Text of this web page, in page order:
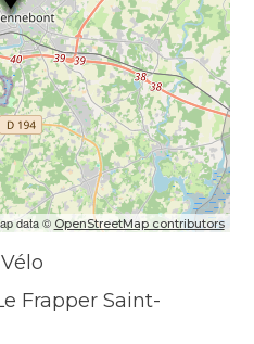
data © OpenStreetMap contributors
Frapper Saint-